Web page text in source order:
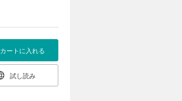
カートに入れる
試し読み